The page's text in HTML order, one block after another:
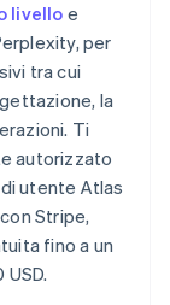
livello e
per
tra cui
la
Ti
autorizzato
utente Atlas
Stripe,
fino a un